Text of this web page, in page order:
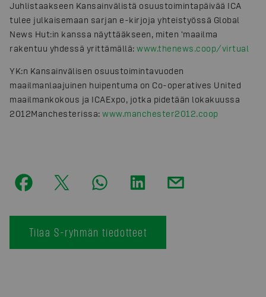
Juhlistaakseen Kansainvälistä osuustoimintapäivää ICA
tulee julkaisemaan sarjan e-kirjoja yhteistyössä Global
News Hut:in kanssa näyttääkseen, miten 'maailma
rakentuu yhdessä yrittämällä: www.thenews.coop/virtual
YK:n Kansainvälisen osuustoimintavuoden
maailmanlaajuinen huipentuma on Co-operatives United
maailmankokous ja ICAExpo, jotka pidetään lokakuussa
2012Manchesterissa: www.manchester2012.coop
Tilaa S-ryhmän tiedotteet